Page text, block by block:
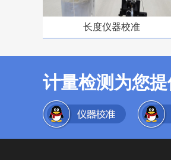
长度仪器校准
计量检测为您